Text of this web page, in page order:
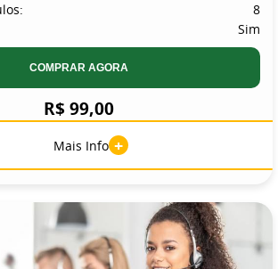
8
Sim
COMPRAR AGORA
R$ 99,00
Mais Info +